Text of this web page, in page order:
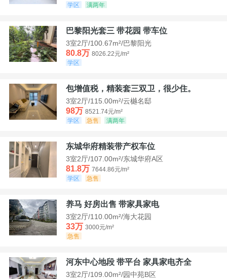
学区
满两年
巴黎阳光套三 带花园 带车位
3室2厅/100.67m²/巴黎阳光
80.8万 8026.22元/m²
学区
包增值税，精装套三双卫，很少住。
3室2厅/115.00m²/云樾名邸
98万 8521.74元/m²
学区
急售 满两年
东城华府精装带产权车位
3室2厅/107.00m²/东城华府A区
81.8万 7644.86元/m²
学区
急售
养马 好房出售 带家具家电
3室2厅/110.00m²/海大花园
33万 3000元/m²
急售
河东中心地段 带平台 家具家电齐全
3室2厅/109.00m²/园中苑B区